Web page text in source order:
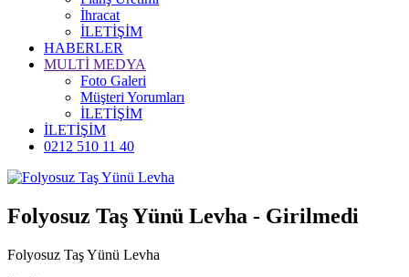
İhracat
İLETİŞİM
HABERLER
MULTİ MEDYA
Foto Galeri
Müşteri Yorumları
İLETİŞİM
İLETİŞİM
0212 510 11 40
Folyosuz Taş Yünü Levha - Girilmedi
Folyosuz Taş Yünü Levha